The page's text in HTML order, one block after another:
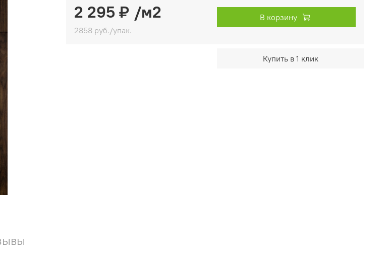
2 295 ₽ /м2
2858 руб./упак.
В корзину
Купить в 1 клик